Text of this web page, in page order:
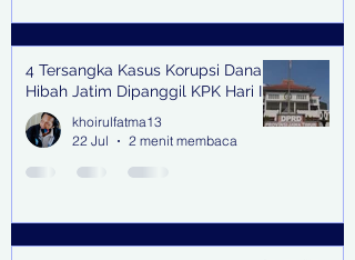
4 Tersangka Kasus Korupsi Dana
Hibah Jatim Dipanggil KPK Hari Ini
khoirulfatma13
22 Jul
2 menit membaca